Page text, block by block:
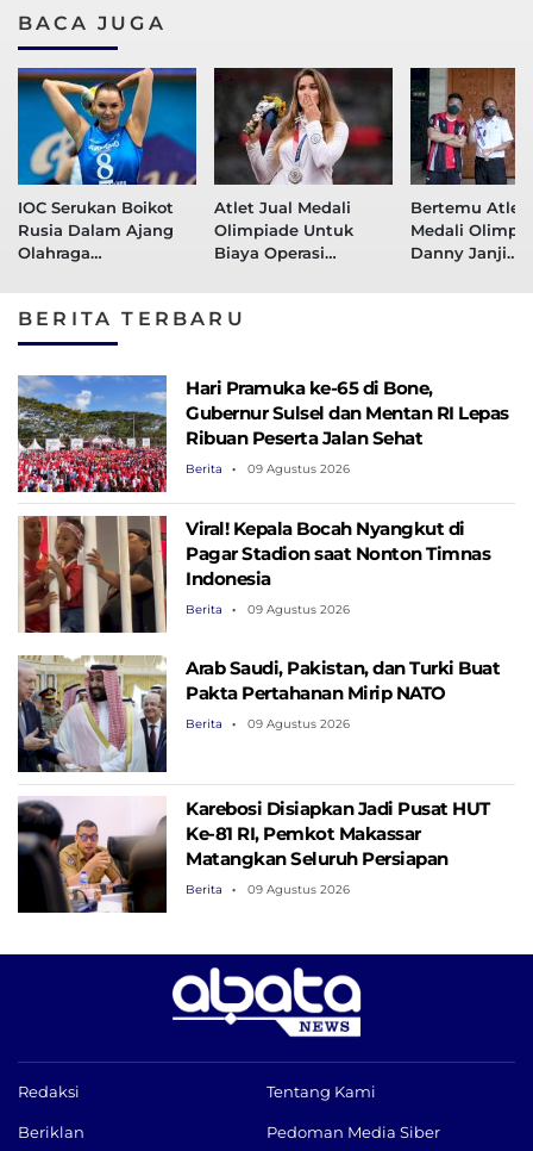
BACA JUGA
IOC Serukan Boikot
Rusia Dalam Ajang
Olahraga
Atlet Jual Medali
Olimpiade Untuk
Biaya Operasi
Bertemu Atlet
Medali
Danny Janji
BERITA TERBARU
Hari Pramuka ke-65 di Bone,
Gubernur Sulsel dan Mentan RI Lepas
Ribuan Peserta Jalan Sehat
Berita 09 Agustus 2026
Viral! Kepala Bocah Nyangkut di
Pagar Stadion saat Nonton Timnas
Indonesia
Berita 09 Agustus 2026
Arab Saudi, Pakistan, dan Turki Buat
Pakta Pertahanan Mirip NATO
Berita 09 Agustus 2026
Karebosi Disiapkan Jadi Pusat HUT
Ke-81 RI, Pemkot Makassar
Matangkan Seluruh Persiapan
Berita 09 Agustus 2026
Redaksi Tentang Kami
Beriklan Pedoman Media Siber